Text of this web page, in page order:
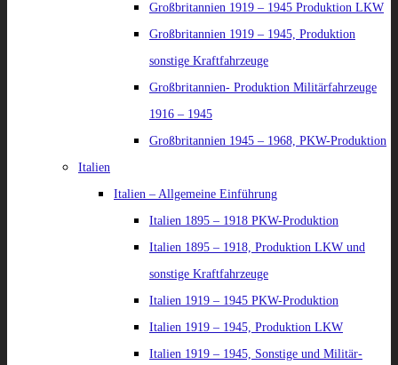
Großbritannien 1919 – 1945 Produktion LKW
Großbritannien 1919 – 1945, Produktion
sonstige Kraftfahrzeuge
Großbritannien- Produktion Militärfahrzeuge
1916 – 1945
Großbritannien 1945 – 1968, PKW-Produktion
Italien
Italien – Allgemeine Einführung
Italien 1895 – 1918 PKW-Produktion
Italien 1895 – 1918, Produktion LKW und
sonstige Kraftfahrzeuge
Italien 1919 – 1945 PKW-Produktion
Italien 1919 – 1945, Produktion LKW
Italien 1919 – 1945, Sonstige und Militär-